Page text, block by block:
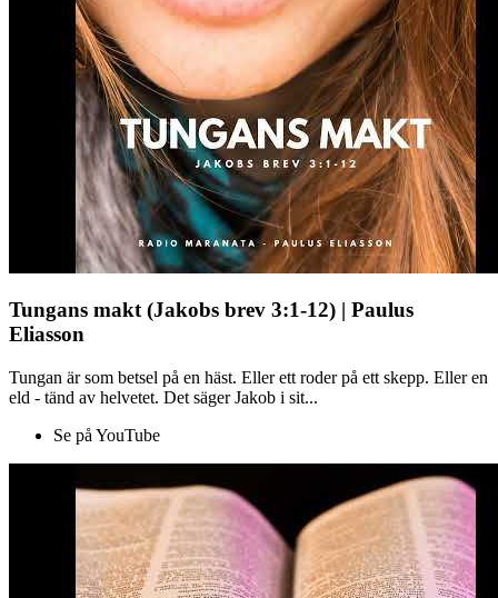
Tungans makt (Jakobs brev 3:1-12) | Paulus
Eliasson
Tungan är som betsel på en häst. Eller ett roder på ett skepp. Eller en
eld - tänd av helvetet. Det säger Jakob i sit...
Se på YouTube